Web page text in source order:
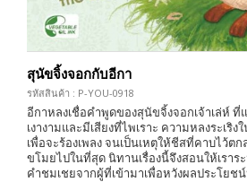
สุนัขจิ้งจอกกับอีกา
รหัสสินค้า : P-YOU-0918
อีกาหลงเชื่อคำพูดของสุนัขจิ้งจอกเจ้าเล่ห์
เงางามและมีเสียงที่ไพเราะ ความหลงระเริ
เพื่อจะร้องเพลง จนเป็นเหตุให้ชีสที่คาบไว้ต
ขโมยไปในที่สุด นิทานเรื่องนี้จึงสอนให้เราร
คำชมเชยจากผู้ที่เข้ามาเพื่อหวังผลประโยชน์